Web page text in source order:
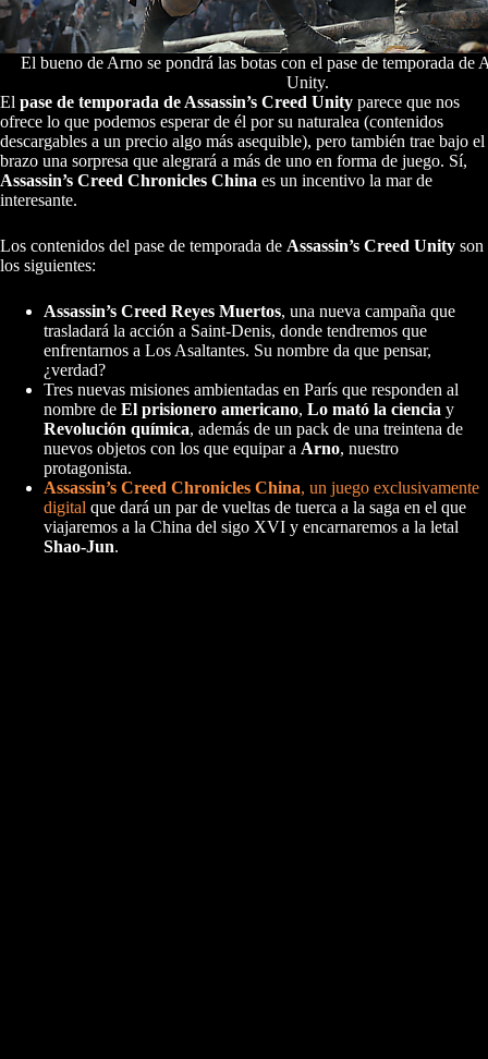
El bueno de Arno se pondrá las botas con el pase de temporada de
Unity.
El pase de temporada de Assassin’s Creed Unity parece que nos
ofrece lo que podemos esperar de él por su naturalea (contenidos
descargables a un precio algo más asequible), pero también trae bajo el
brazo una sorpresa que alegrará a más de uno en forma de juego. Sí,
Assassin’s Creed Chronicles China es un incentivo la mar de
interesante.
Los contenidos del pase de temporada de Assassin’s Creed Unity son
los siguientes:
Assassin’s Creed Reyes Muertos, una nueva campaña que
trasladará la acción a Saint-Denis, donde tendremos que
enfrentarnos a Los Asaltantes. Su nombre da que pensar,
¿verdad?
Tres nuevas misiones ambientadas en París que responden al
nombre de El prisionero americano, Lo mató la ciencia y
Revolución química, además de un pack de una treintena de
nuevos objetos con los que equipar a Arno, nuestro
protagonista.
Assassin’s Creed Chronicles China, un juego exclusivamente
digital que dará un par de vueltas de tuerca a la saga en el que
viajaremos a la China del sigo XVI y encarnaremos a la letal
Shao-Jun.